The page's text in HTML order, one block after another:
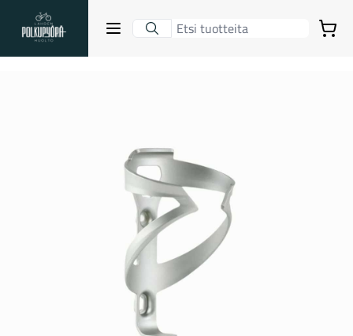
Lahden Polkupyörähuolto - etusivulle
Avaa sulje valikko
Suositut osastot
Gravel-pyörät
Ostoskori